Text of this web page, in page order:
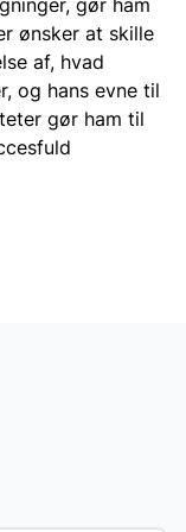
ønsker at skille
af, hvad
og hans evne til
gør ham til